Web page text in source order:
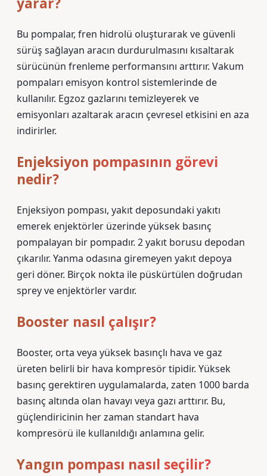
Bu pompalar, fren hidrolü oluşturarak ve güvenli
sürüş sağlayan aracın durdurulmasını kısaltarak
sürücünün frenleme performansını arttırır. Vakum
pompaları emisyon kontrol sistemlerinde de
kullanılır. Egzoz gazlarını temizleyerek ve
emisyonları azaltarak aracın çevresel etkisini en aza
indirirler.
Enjeksiyon pompasının görevi
nedir?
Enjeksiyon pompası, yakıt deposundaki yakıtı
emerek enjektörler üzerinde yüksek basınç
pompalayan bir pompadır. 2 yakıt borusu depodan
çıkarılır. Yanma odasına giremeyen yakıt depoya
geri döner. Birçok nokta ile püskürtülen doğrudan
sprey ve enjektörler vardır.
Booster nasıl çalışır?
Booster, orta veya yüksek basınçlı hava ve gaz
üreten belirli bir hava kompresör tipidir. Yüksek
basınç gerektiren uygulamalarda, zaten 1000 barda
basınç altında olan havayı veya gazı arttırır. Bu,
güçlendiricinin her zaman standart hava
kompresörü ile kullanıldığı anlamına gelir.
Yangın pompası nasıl seçilir?